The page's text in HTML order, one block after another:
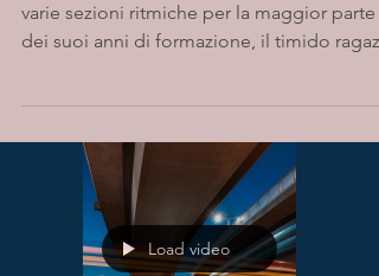
varie sezioni ritmiche per la maggior parte
dei suoi anni di formazione, il timido
Load video